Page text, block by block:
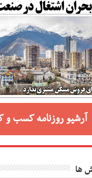
آرشیو روزنامه کسب و
ها